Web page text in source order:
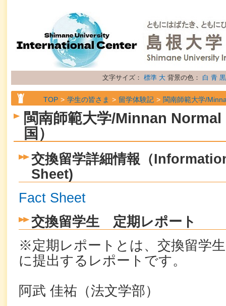
文字サイズ： 標準 大 背景の色： 白 青 黒
TOP 学生の皆さま 留学体験記 閩南師範大学/
閩南師範大学/Minnan
国）
交換留学詳細情報（
Sheet)
Fact Sheet
交換留学生 定期レポート
※定期レポートとは、交換留学
に提出するレポートです。
阿武 佳祐（法文学部）